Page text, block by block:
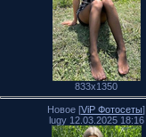
833x1350
Новое [ViP Фотосеты]
lugy 12.03.2025 18:16